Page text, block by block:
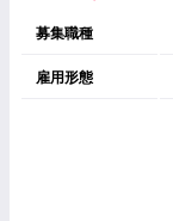
募集職種
雇用形態